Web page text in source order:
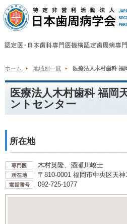
ホーム 地域別一覧 医療法人木村歯科 福
医療法人木村歯科 福岡
ントセンター
所在地
木村英隆、酒瀬川峻士
〒810-0001 福岡市中央区天
092-725-1077